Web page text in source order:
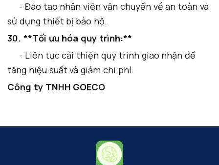
- Đào tạo nhân viên vận chuyển về an toàn và
sử dụng thiết bị bảo hộ.
30. **Tối ưu hóa quy trình:**
- Liên tục cải thiện quy trình giao nhận để
tăng hiệu suất và giảm chi phí.
Công ty TNHH GOECO